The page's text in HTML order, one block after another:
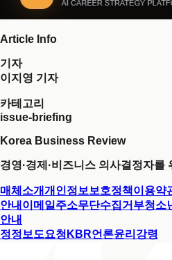
Article Info
기자
이지영 기자
카테고리
issue-briefing
Korea Business Review
경영·경제·비즈니스 의사결정자를
매체소개개인정보보호정책이용약
안내 이메일주소무단수집거부청소
안내
정정보도요청 KBR언론윤리강령